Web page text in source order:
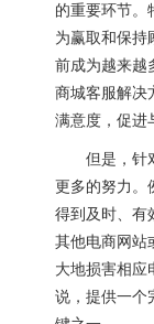
的重要环节。
为赢取和保持
前成为越来越
商城客服解决
满意度，促进
但是，针对
更多的努力。
得到及时、有
其他电商网站
大地损害相应
说，提供一个